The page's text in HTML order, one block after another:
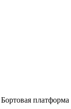
Бортовая платформа